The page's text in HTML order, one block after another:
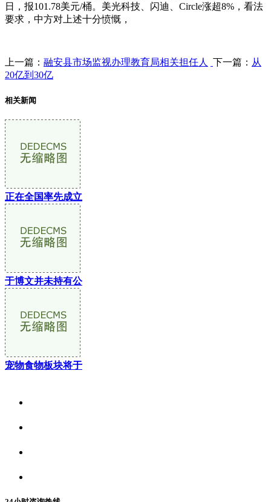
日，报101.78美元/桶。美光科技、闪迪、Circle涨超8%，看法
要求，中方对上述十分愤慨，
上一篇： 融安县市场监视办理教育局相关担任人 下一篇： 从
20亿到30亿
相关新闻
正在全国率先成立
于博文并未持有公
宠物食物板块将于